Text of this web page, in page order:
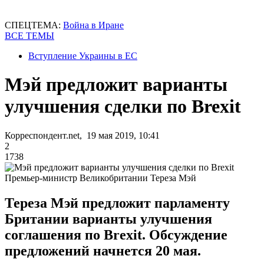
СПЕЦТЕМА: Война в Иране
ВСЕ ТЕМЫ
Вступление Украины в ЕС
Мэй предложит варианты
улучшения сделки по Brexit
Корреспондент.net, 19 мая 2019, 10:41
2
1738
Премьер-министр Великобритании Тереза Мэй
Тереза Мэй предложит парламенту
Британии варианты улучшения
соглашения по Brexit. Обсуждение
предложений начнется 20 мая.